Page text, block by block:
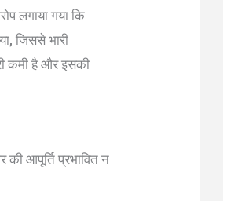
लगाया गया कि
जिससे भारी
कमी है और इसकी
आपूर्ति प्रभावित न